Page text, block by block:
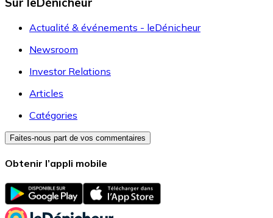
Actualité & événements - leDénicheur
Newsroom
Investor Relations
Articles
Catégories
Faites-nous part de vos commentaires
Obtenir l’appli mobile